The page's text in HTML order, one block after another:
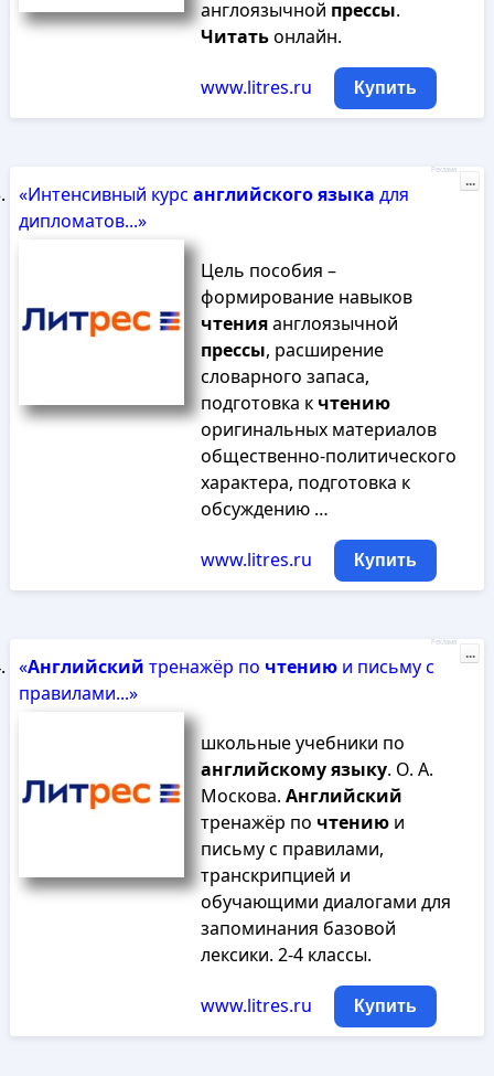
англоязычной прессы.
Читатьонлайн.
www.litres.ru Купить
«Интенсивный курс английскогоязыка для
дипломатов...»
Цель пособия –
формирование навыков
чтенияанглоязычной
прессы, расширение
словарного запаса,
подготовка к чтению
оригинальных материалов
общественно-политического
характера, подготовка к
обсуждению …
www.litres.ru Купить
Реклама
...
«Английский тренажёр по чтениюи письму с
правилами...»
школьные учебники по
английскомуязыку. О. А.
Москова. Английский
тренажёр по чтениюи
письму с правилами,
транскрипцией и
обучающими диалогами для
запоминания базовой
лексики. 2-4 классы.
www.litres.ru Купить
Реклама
...